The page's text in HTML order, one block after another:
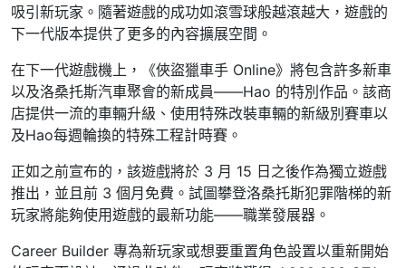
吸引新玩家。隨著遊戲的成功如滾雪球般越滾越大，遊戲的
下一代版本提供了更多的內容擴展空間。
在下一代遊戲機上，《俠盜獵車手 Online》將包含許多新車
以及洛桑托斯汽車聚會的新成員——Hao 的特別作品。該商
店提供一流的車輛升級、使用特殊改裝車輛的新級別賽車以
及Hao每週輪換的特殊工程計時賽。
正如之前宣布的，該遊戲將於 3 月 15 日之後作為獨立遊戲
推出，並且前 3 個月免費。試圖攀登洛桑托斯犯罪階梯的新
玩家將能夠使用遊戲的最新功能——職業發展器。
Career Builder 專為新玩家或想要重置角色設置以重新開始